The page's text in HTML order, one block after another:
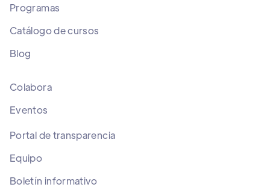
Programas
Catálogo de cursos
Blog
Colabora
Eventos
Portal de transparencia
Equipo
Boletín informativo